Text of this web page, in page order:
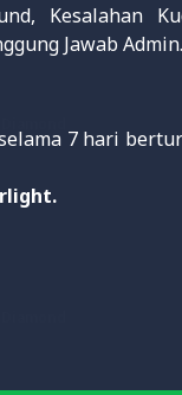
Kesalahan
Jawab Admin.
7 hari